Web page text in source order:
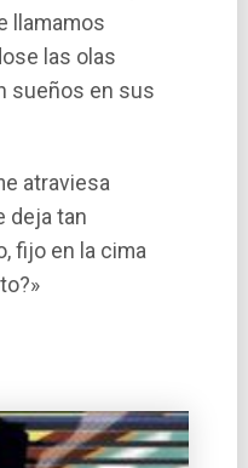
llamamos
las olas
sueños en sus
atraviesa
deja tan
fijo en la cima